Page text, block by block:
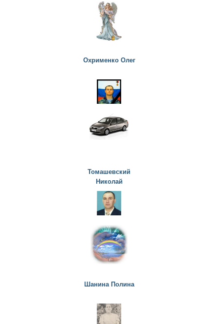
Охрименко Олег
Томашевский
Николай
Шанина Полина